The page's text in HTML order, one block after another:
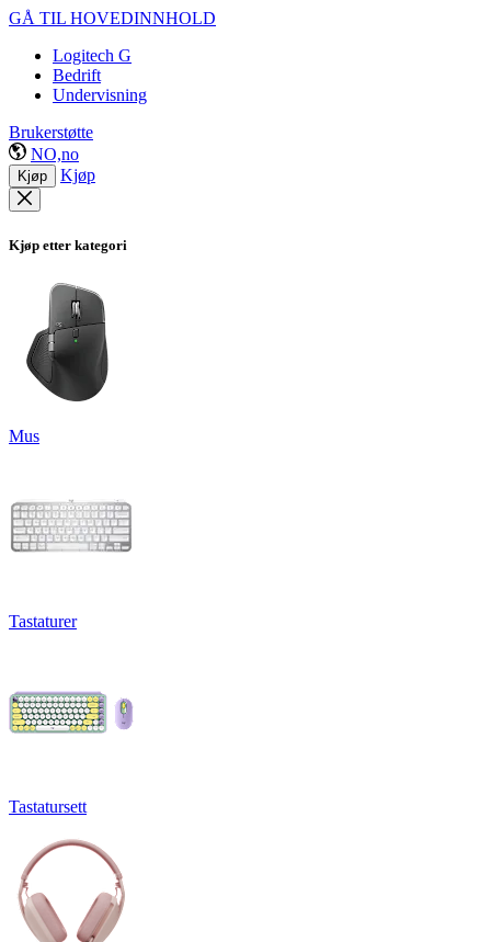
GÅ TIL HOVEDINNHOLD
Logitech G
Bedrift
Undervisning
Brukerstøtte
NO,no
Kjøp Kjøp
Kjøp etter kategori
Mus
Tastaturer
Tastatursett